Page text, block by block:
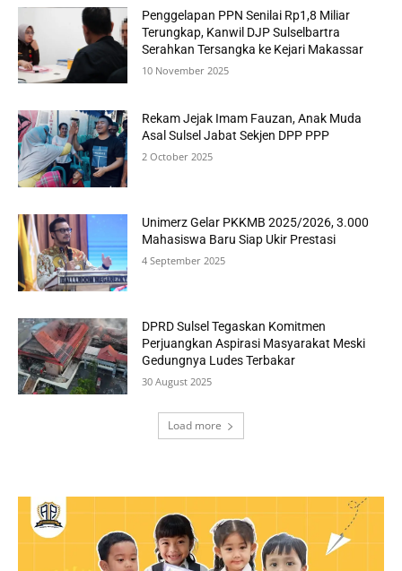
Penggelapan PPN Senilai Rp1,8 Miliar
Terungkap, Kanwil DJP Sulselbartra
Serahkan Tersangka ke Kejari Makassar
10 November 2025
Rekam Jejak Imam Fauzan, Anak Muda
Asal Sulsel Jabat Sekjen DPP PPP
2 October 2025
Unimerz Gelar PKKMB 2025/2026, 3.000
Mahasiswa Baru Siap Ukir Prestasi
4 September 2025
DPRD Sulsel Tegaskan Komitmen
Perjuangkan Aspirasi Masyarakat Meski
Gedungnya Ludes Terbakar
30 August 2025
Load more